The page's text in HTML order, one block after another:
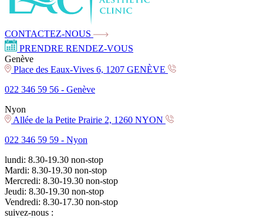
CONTACTEZ-NOUS
PRENDRE RENDEZ-VOUS
Genève
Place des Eaux-Vives 6, 1207 GENÈVE
022 346 59 56 - Genève
Nyon
Allée de la Petite Prairie 2, 1260 NYON
022 346 59 59 - Nyon
lundi: 8.30-19.30 non-stop
Mardi: 8.30-19.30 non-stop
Mercredi: 8.30-19.30 non-stop
Jeudi: 8.30-19.30 non-stop
Vendredi: 8.30-17.30 non-stop
suivez-nous :